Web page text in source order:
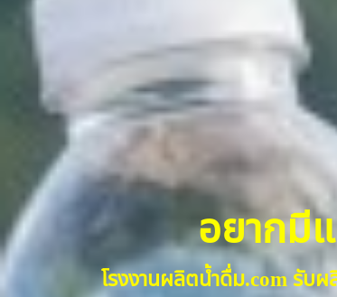
อยากมี
โรงงานผลิตน้ำดื่ม.com รับ